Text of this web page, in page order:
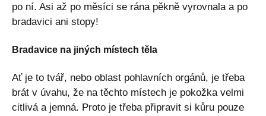
po ní. Asi až po měsíci se rána pěkně vyrovnala a po
bradavici ani stopy!
Bradavice na jiných místech těla
Ať je to tvář, nebo oblast pohlavních orgánů, je třeba
brát v úvahu, že na těchto místech je pokožka velmi
citlivá a jemná. Proto je třeba připravit si kůru pouze